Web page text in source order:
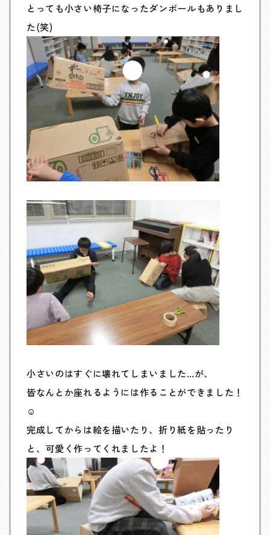
とっても小さい椅子になったダンボールもありまし
た(笑)
小さいのはすぐに壊れてしまいました…が、
皆なんとか座れるようには作ることができました！
☺️
完成してからは絵を描いたり、折り紙を貼ったり
と、可愛く作ってくれましたよ！